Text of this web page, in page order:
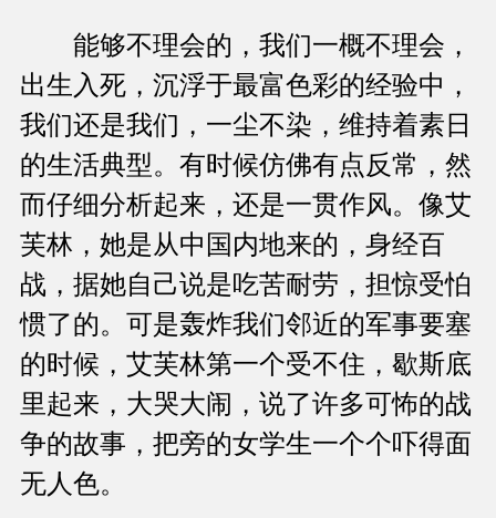
能够不理会的，我们一概不理会，
出生入死，沉浮于最富色彩的经验中，
我们还是我们，一尘不染，维持着素日
的生活典型。有时候仿佛有点反常，然
而仔细分析起来，还是一贯作风。像艾
芙林，她是从中国内地来的，身经百
战，据她自己说是吃苦耐劳，担惊受怕
惯了的。可是轰炸我们邻近的军事要塞
的时候，艾芙林第一个受不住，歇斯底
里起来，大哭大闹，说了许多可怖的战
争的故事，把旁的女学生一个个吓得面
无人色。